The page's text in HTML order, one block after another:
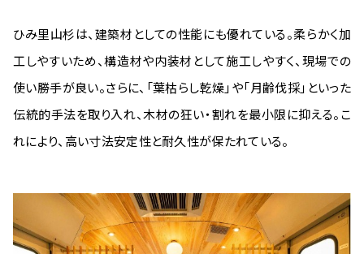
ひみ里山杉は、建築材としての性能にも優れている。柔らかく加
工しやすいため、構造材や内装材として施工しやすく、現場での
使い勝手が良い。さらに、「葉枯らし乾燥」や「月齢伐採」といった
伝統的手法を取り入れ、木材の狂い・割れを最小限に抑える。こ
れにより、高い寸法安定性と耐久性が保たれている。